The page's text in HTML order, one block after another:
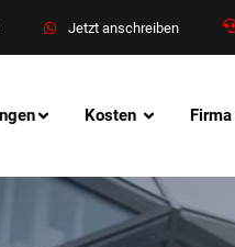
Jetzt anschreiben
Kosten Firma